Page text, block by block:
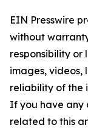
EIN Presswire
without
responsibility
images, videos,
reliability of the
If you have any
related to this